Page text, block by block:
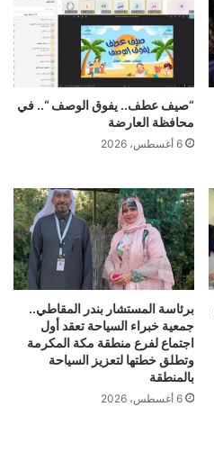
“صيف عطف.. يفوق الوصف “.. في
محافظة العارضة
6 أغسطس، 2026
برئاسة المستشار بندر المقاطي..
جمعية خبراء السياحة تعقد أول
اجتماع لفرع منطقة مكة المكرمة
وتطلق خطتها لتعزيز السياحة
بالمنطقة
6 أغسطس، 2026